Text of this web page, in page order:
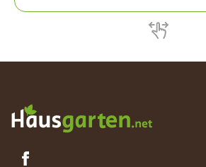
einen reizenden Anblick bieten. Bei
entsprechender Pflege und geeigneten